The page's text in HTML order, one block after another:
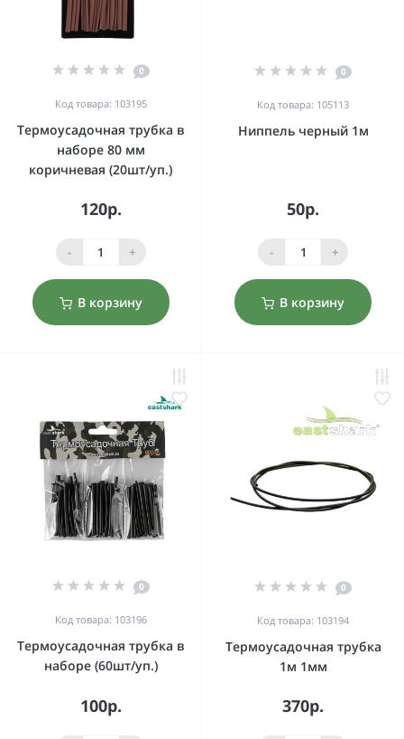
0
Код товара: 103195
Термоусадочная трубка в
наборе 80 мм
коричневая (20шт/уп.)
120р.
- +
В корзину
0
Код товара: 105113
Ниппель черный 1м
50р.
- +
В корзину
0
Код товара: 103196
Термоусадочная трубка в
наборе (60шт/уп.)
100р.
0
Код товара: 103194
Термоусадочная трубка
1м 1мм
370р.